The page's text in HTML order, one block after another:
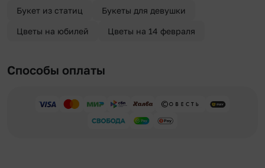
Букет из статиц Букеты для девушки
Цветы на юбилей Цветы на 14 февраля
Способы оплаты